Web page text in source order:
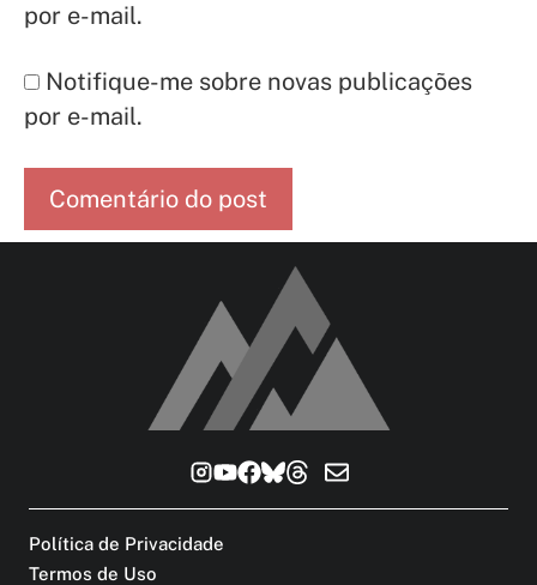
por e-mail.
Notifique-me sobre novas publicações
por e-mail.
Política de Privacidade
Termos de Uso